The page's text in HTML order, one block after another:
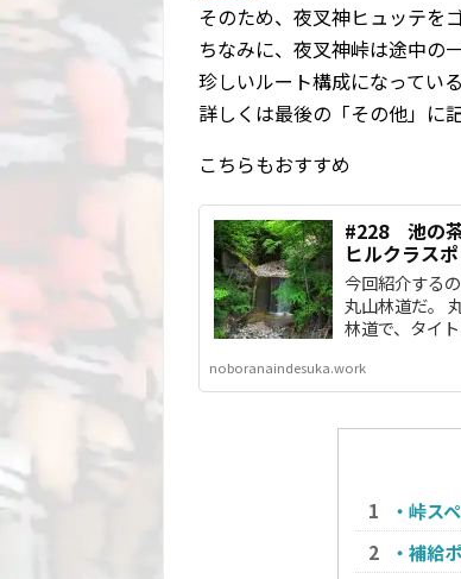
そのため、夜叉神ヒュッテを
ちなみに、夜叉神峠は途中の
珍しいルート構成になっている
詳しくは最後の「その他」に
こちらもおすすめ
#228 池の茶
ヒルクラス
今回紹介する
丸山林道だ。
林道で、タイ
noboranaindesuka.work
・峠ス
・補給